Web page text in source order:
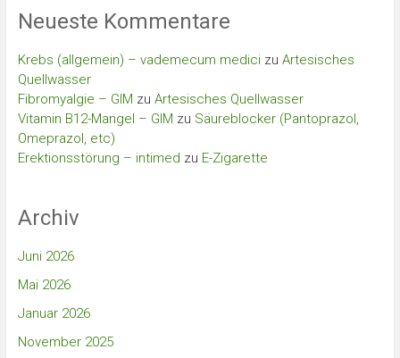
Neueste Kommentare
Krebs (allgemein) – vademecum medicizu Artesisches
Quellwasser
Fibromyalgie – GIM zu Artesisches Quellwasser
Vitamin B12-Mangel – GIM zu Säureblocker (Pantoprazol,
Omeprazol, etc)
Erektionsstörung – intimed zu E-Zigarette
Archiv
Juni 2026
Mai 2026
Januar 2026
November 2025